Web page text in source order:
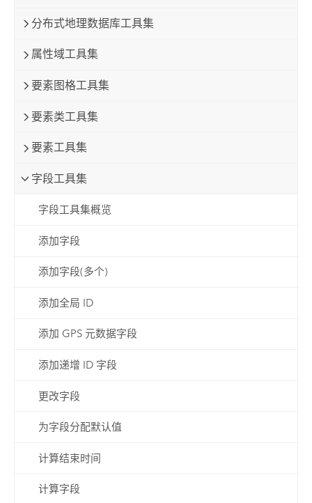
分布式地理数据库工具集
属性域工具集
要素图格工具集
要素类工具集
要素工具集
字段工具集
字段工具集概览
添加字段
添加字段(多个)
添加全局 ID
添加 GPS 元数据字段
添加递增 ID 字段
更改字段
为字段分配默认值
计算结束时间
计算字段